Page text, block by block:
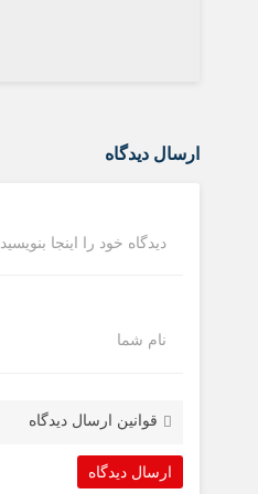
ارسال دیدگاه
دیدگاه خود را اینجا بنویسید
نام شما
قوانین ارسال دیدگاه